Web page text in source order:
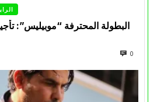
البطولة المحترفة “موبيليس”:
0